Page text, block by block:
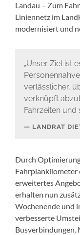
Landau – Zum
Liniennetz im
modernisiert und
„Unser Ziel ist
verlässlicher,
verknüpft
Fahrzeiten und
LANDRAT
Durch
Fahrplankilometer
erweitertes
erhalten nun
Wochenende und
verbesserte
Busverbindungen.